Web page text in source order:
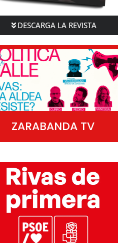
DESCARGA LA REVISTA
ZARABANDA TV